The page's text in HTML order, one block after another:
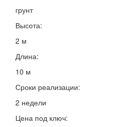
грунт
Высота:
2 м
Длина:
10 м
Сроки реализации:
2 недели
Цена под ключ: